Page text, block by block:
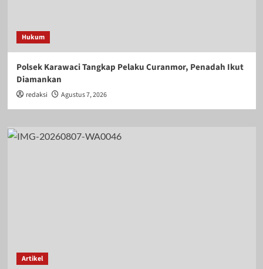
Hukum
Polsek Karawaci Tangkap Pelaku Curanmor, Penadah Ikut
Diamankan
redaksi Agustus 7, 2026
Artikel